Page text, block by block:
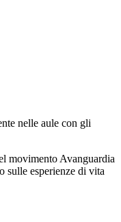
nelle aule con gli
movimento Avanguardia
sulle esperienze di vita